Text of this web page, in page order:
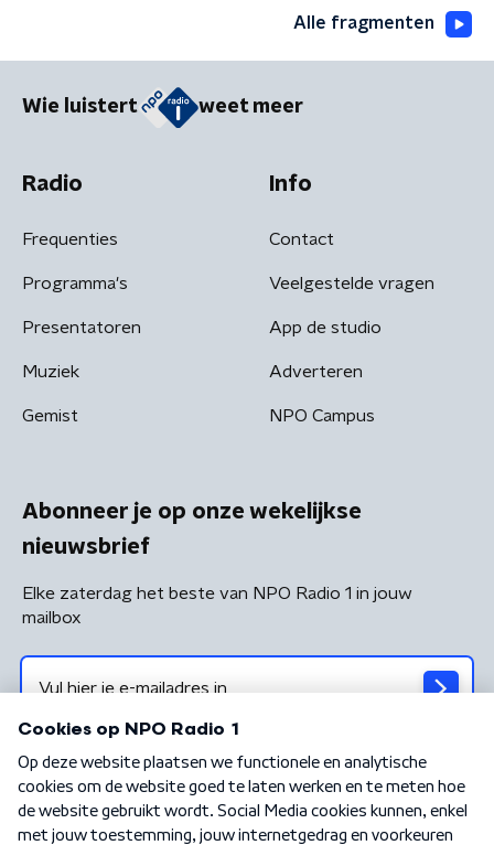
Alle fragmenten
Wie luistert weet meer
Radio
Frequenties
Programma's
Presentatoren
Muziek
Gemist
Info
Contact
Veelgestelde vragen
App de studio
Adverteren
NPO Campus
Abonneer je op onze wekelijkse
nieuwsbrief
Elke zaterdag het beste van NPO Radio 1 in jouw
mailbox
Algemene voorwaarden